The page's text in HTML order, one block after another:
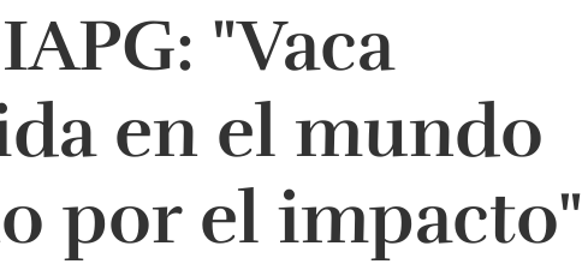
"Vaca
en el mundo
por el impacto"